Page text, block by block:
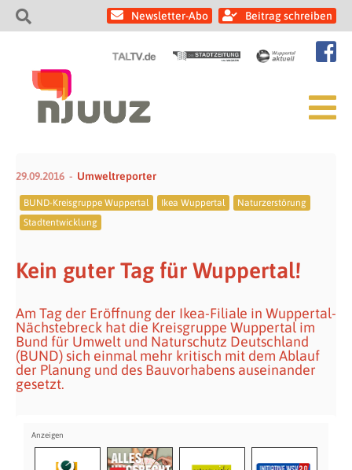
Newsletter-Abo Beitrag schreiben
29.09.2016 Umweltreporter
BUND-Kreisgruppe Wuppertal Ikea Wuppertal
Naturzerstörung
Stadtentwicklung
Kein guter Tag für Wuppertal!
Am Tag der Eröffnung der Ikea-Filiale in Wuppertal-
Nächstebreck hat die Kreisgruppe Wuppertal im
Bund für Umwelt und Naturschutz Deutschland
(BUND) sich einmal mehr kritisch mit dem Ablauf
der Planung und des Bauvorhabens auseinander
gesetzt.